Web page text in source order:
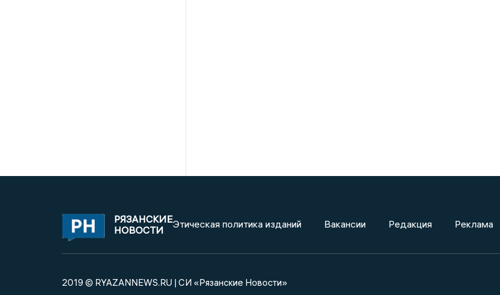
РЯЗАНСКИЕ
НОВОСТИ
Этическая политика изданий Вакансии Редакция Реклама
2019 © RYAZANNEWS.RU | СИ «Рязанские Новости»